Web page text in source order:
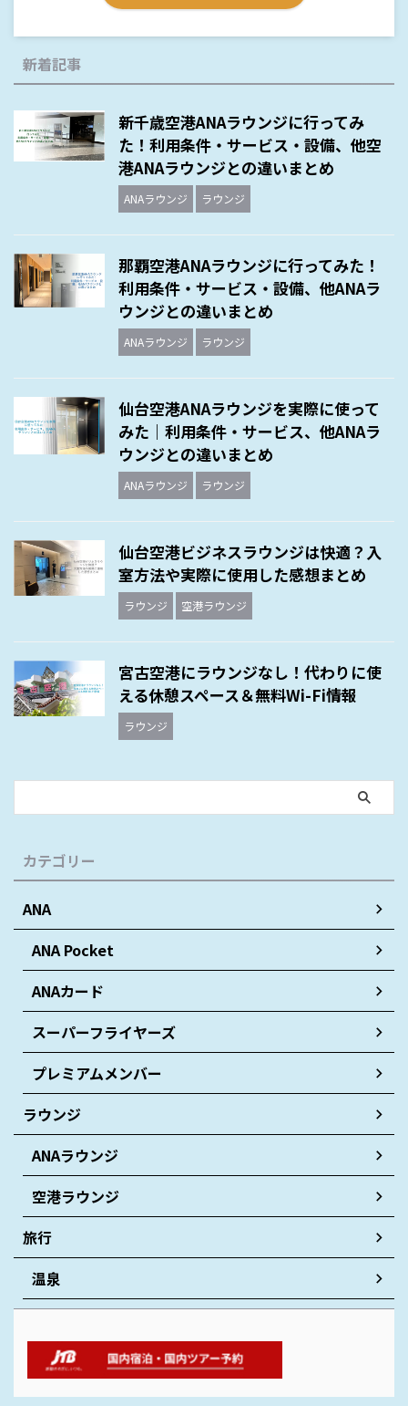
新着記事
新千歳空港ANAラウンジに行ってみ
た！利用条件・サービス・設備、他空
港ANAラウンジとの違いまとめ
ANAラウンジ ラウンジ
那覇空港ANAラウンジに行ってみた！
利用条件・サービス・設備、他ANAラ
ウンジとの違いまとめ
ANAラウンジ ラウンジ
仙台空港ANAラウンジを実際に使って
みた｜利用条件・サービス、他ANAラ
ウンジとの違いまとめ
ANAラウンジ ラウンジ
仙台空港ビジネスラウンジは快適？入
室方法や実際に使用した感想まとめ
ラウンジ 空港ラウンジ
宮古空港にラウンジなし！代わりに使
える休憩スペース＆無料Wi-Fi情報
ラウンジ
カテゴリー
ANA
ANA Pocket
ANAカード
スーパーフライヤーズ
プレミアムメンバー
ラウンジ
ANAラウンジ
空港ラウンジ
旅行
温泉